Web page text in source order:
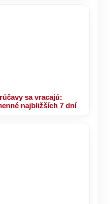
sa vracajú:
najbližších 7 dní